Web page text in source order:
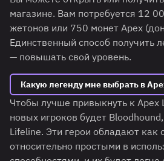
магазине. Вам потребуется 12
жетонов или 750 монет Apex
Единственный способ получить
— повышать свой уровень.
Какую легенду мне выбрать в
Чтобы лучше привыкнуть к Apex
новых игроков будет
Lifeline. Эти герои обладают как
относительно простыми в